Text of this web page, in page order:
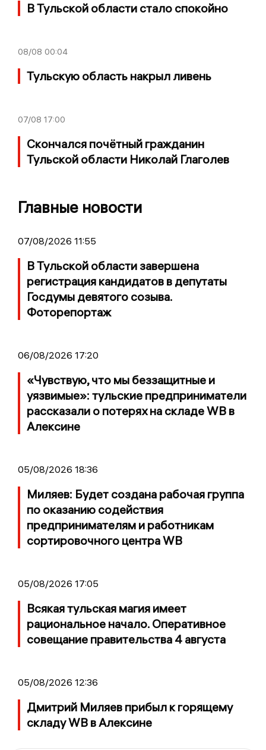
В Тульской области стало спокойно
08/08 00:04
Тульскую область накрыл ливень
07/08 17:00
Скончался почётный гражданин
Тульской области Николай Глаголев
Главные новости
07/08/2026 11:55
В Тульской области завершена
регистрация кандидатов в депутаты
Госдумы девятого созыва.
Фоторепортаж
06/08/2026 17:20
«Чувствую, что мы беззащитные и
уязвимые»: тульские предприниматели
рассказали о потерях на складе WB в
Алексине
05/08/2026 18:36
Миляев: Будет создана рабочая группа
по оказанию содействия
предпринимателям и работникам
сортировочного центра WB
05/08/2026 17:05
Всякая тульская магия имеет
рациональное начало. Оперативное
совещание правительства 4 августа
05/08/2026 12:36
Дмитрий Миляев прибыл к горящему
складу WB в Алексине